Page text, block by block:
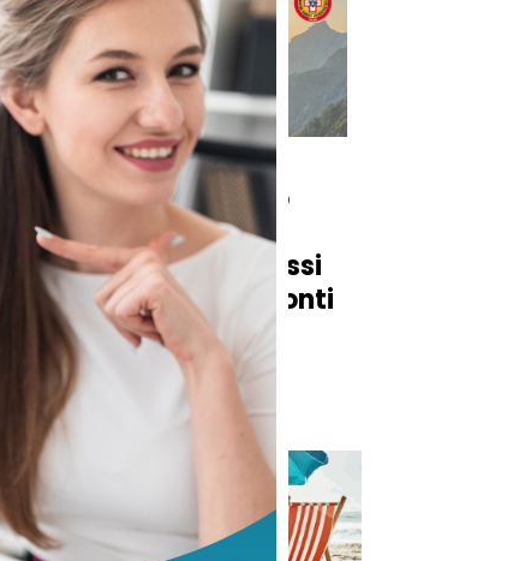
Cronaca
Muore sul sentiero
davanti ai nipoti:
dramma a due passi
dal rifugio Nello Conti